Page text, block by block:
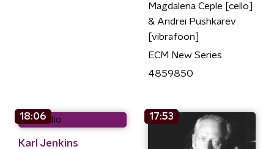
Magdalena Ceple [cello]
& Andrei Pushkarev
[vibrafoon]
ECM New Series
4859850
18:06
Karl Jenkins
17:53